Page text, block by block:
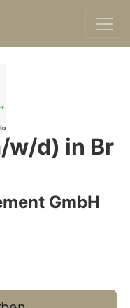
w/d) in Br
GmbH